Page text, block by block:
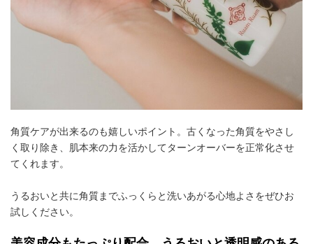
角質ケアが出来るのも嬉しいポイント。古くなった角質をやさし
く取り除き、肌本来の力を活かしてターンオーバーを正常化させ
てくれます。
うるおいと共に角質までふっくらと洗いあがる心地よさをぜひお
試しください。